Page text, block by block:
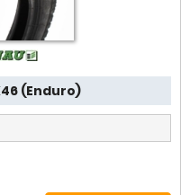
(Enduro)